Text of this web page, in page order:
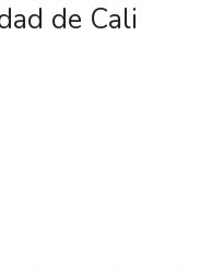
de Cali